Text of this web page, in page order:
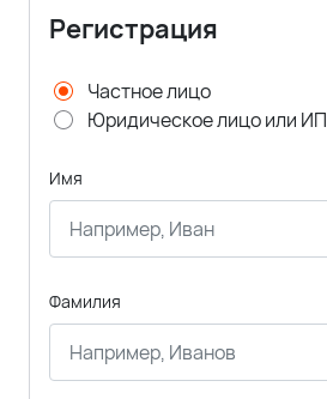
Регистрация
Частное лицо
Юридическое лицо или ИП
Имя
Фамилия